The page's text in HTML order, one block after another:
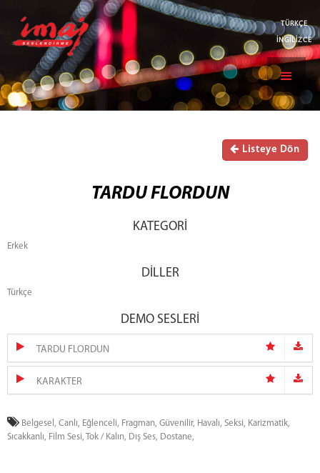
TÜRKÇE
İNGİLİZCE
Listeye Dön
TARDU FLORDUN
KATEGORİ
Erkek
DİLLER
Türkçe
DEMO SESLERİ
TARDU FLORDUN
KARAKTER
Belgesel, Canlı, Eğlenceli, Fragman, Güvenilir, Havalı, Seksi, Karizmatik,
Sıcakkanlı, Film Sesi, Tok / Kalın, Dış Ses, Dostane,